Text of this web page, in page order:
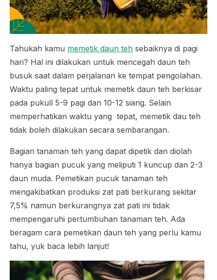
Tahukah kamu memetik daun teh sebaiknya di pagi
hari? Hal ini dilakukan untuk mencegah daun teh
busuk saat dalam perjalanan ke tempat pengolahan.
Waktu paling tepat untuk memetik daun teh berkisar
pada pukull 5-9 pagi dan 10-12 siang. Selain
memperhatikan waktu yang tepat, memetik dau teh
tidak boleh dilakukan secara sembarangan.
Bagian tanaman teh yang dapat dipetik dan diolah
hanya bagian pucuk yang meliputi 1 kuncup dan 2-3
daun muda. Pemetikan pucuk tanaman teh
mengakibatkan produksi zat pati berkurang sekitar
7,5% namun berkurangnya zat pati ini tidak
mempengaruhi pertumbuhan tanaman teh. Ada
beragam cara pemetikan daun teh yang perlu kamu
tahu, yuk baca lebih lanjut!